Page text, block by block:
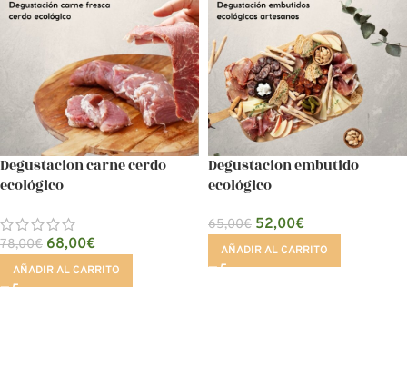
Degustacion carne cerdo
ecológico
78,00€ 68,00€
AÑADIR AL CARRITO
Degustacion embutido
ecológico
65,00€ 52,00€
AÑADIR AL CARRITO